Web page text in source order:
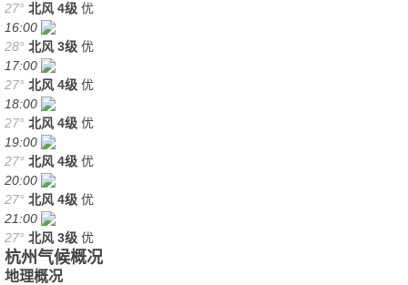
27° 北风 4级 优
16:00
28° 北风 3级 优
17:00
27° 北风 4级 优
18:00
27° 北风 4级 优
19:00
27° 北风 4级 优
20:00
27° 北风 4级 优
21:00
27° 北风 3级 优
杭州气候概况
地理概况